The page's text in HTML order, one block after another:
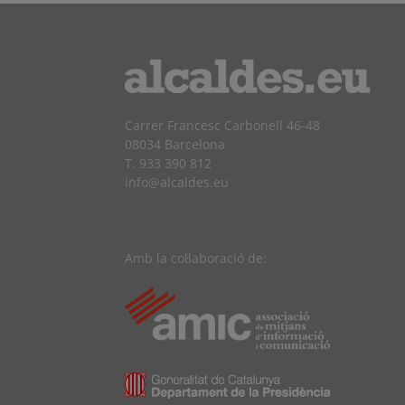
Carrer Francesc Carbonell 46-48
08034 Barcelona
T. 933 390 812
info@alcaldes.eu
Amb la col·laboració de: